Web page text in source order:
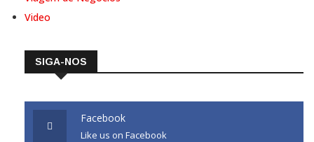
Video
SIGA-NOS
Facebook
Like us on Facebook